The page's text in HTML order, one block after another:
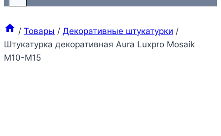
/ Товары / Декоративные штукатурки /
Штукатурка декоративная Aura Luxpro Mosaik
M10-M15